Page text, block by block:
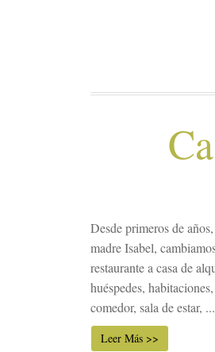
Desde primeros de
madre Isabel,
restaurante a casa de
huéspedes,
comedor, sala de estar, ...
Leer Más >>